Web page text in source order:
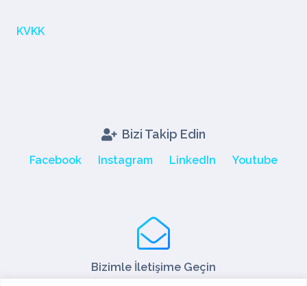
KVKK
Bizi Takip Edin
Facebook Instagram LinkedIn Youtube
Bizimle İletişime Geçin